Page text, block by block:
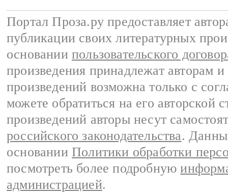
Портал Проза.ру предоставляет
публикации своих литературных
основании пользовательского
произведения принадлежат авторам
произведений возможна только с
можете обратиться на его авторской
произведений авторы несут
российского законодательства.
основании Политики обработки
посмотреть более подробную
администрацией.